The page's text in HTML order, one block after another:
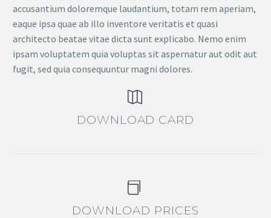
accusantium doloremque laudantium, totam rem aperiam,
eaque ipsa quae ab illo inventore veritatis et quasi
architecto beatae vitae dicta sunt explicabo. Nemo enim
ipsam voluptatem quia voluptas sit aspernatur aut odit aut
fugit, sed quia consequuntur magni dolores.


DOWNLOAD CARD


DOWNLOAD PRICES